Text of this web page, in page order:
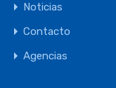
Noticias
Contacto
Agencias